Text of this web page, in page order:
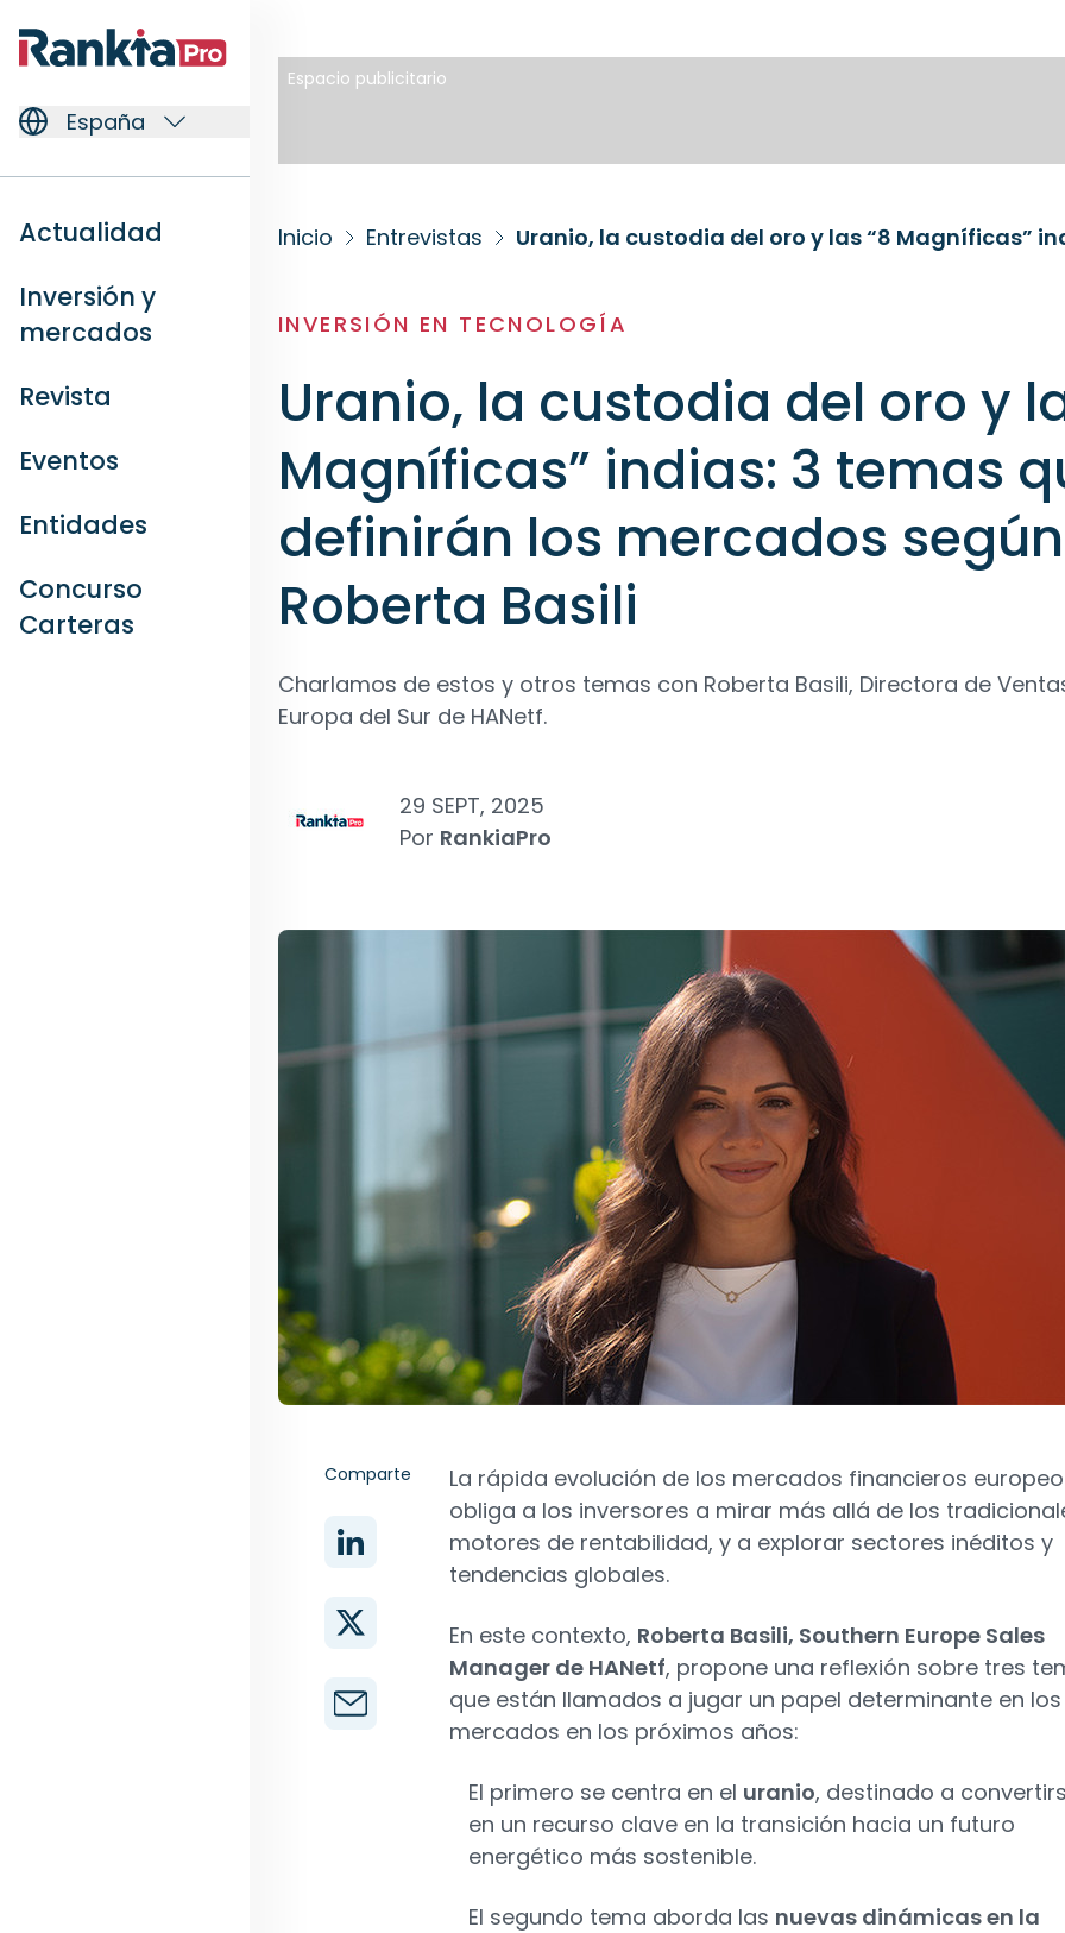
España
Actualidad
Inversión y
mercados
Revista
Eventos
Entidades
Concurso
Carteras
Espacio publicitario
Inicio Entrevistas
INVERSIÓN EN TECNOLOGÍA
Uranio, la custodia del oro y
Magníficas” indias: 3 temas
definirán los mercados según
Roberta Basili
Charlamos de estos y otros temas con Roberta Basili, Directora de
Europa del Sur de HANetf.
29 SEPT, 2025
Por RankiaPro
Comparte
La rápida evolución de los mercados financieros
obliga a los inversores a mirar más allá de los
motores de rentabilidad, y a explorar sectores inéditos y
tendencias globales.
En este contexto, Roberta Basili, Southern Europe Sales
Manager de HANetf, propone una reflexión sobre tres
que están llamados a jugar un papel determinante en los
mercados en los próximos años:
El primero se centra en el uranio, destinado a
en un recurso clave en la transición hacia un futuro
energético más sostenible.
El segundo tema aborda las nuevas dinámicas en la